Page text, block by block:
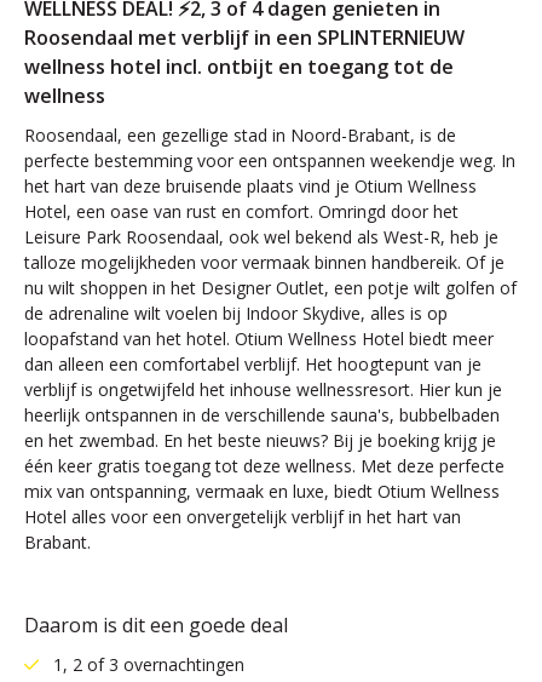
WELLNESS DEAL! ⚡️2, 3 of 4 dagen genieten in
Roosendaal met verblijf in een SPLINTERNIEUW
wellness hotel incl. ontbijt en toegang tot de
wellness
Roosendaal, een gezellige stad in Noord-Brabant, is de
perfecte bestemming voor een ontspannen weekendje weg. In
het hart van deze bruisende plaats vind je Otium Wellness
Hotel, een oase van rust en comfort. Omringd door het
Leisure Park Roosendaal, ook wel bekend als West-R, heb je
talloze mogelijkheden voor vermaak binnen handbereik. Of je
nu wilt shoppen in het Designer Outlet, een potje wilt golfen of
de adrenaline wilt voelen bij Indoor Skydive, alles is op
loopafstand van het hotel. Otium Wellness Hotel biedt meer
dan alleen een comfortabel verblijf. Het hoogtepunt van je
verblijf is ongetwijfeld het inhouse wellnessresort. Hier kun je
heerlijk ontspannen in de verschillende sauna's, bubbelbaden
en het zwembad. En het beste nieuws? Bij je boeking krijg je
één keer gratis toegang tot deze wellness. Met deze perfecte
mix van ontspanning, vermaak en luxe, biedt Otium Wellness
Hotel alles voor een onvergetelijk verblijf in het hart van
Brabant.
Daarom is dit een goede deal
1, 2 of 3 overnachtingen